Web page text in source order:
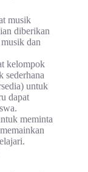
musik
diberikan
dan
kelompok
sederhana
untuk
dapat
meminta